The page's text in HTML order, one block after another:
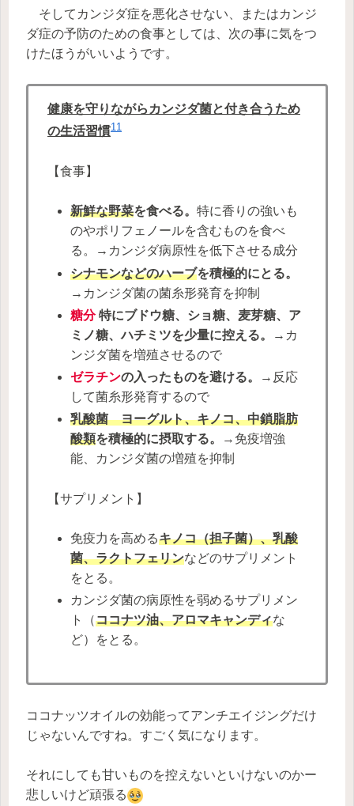
そしてカンジダ症を悪化させない、またはカンジ
ダ症の予防のための食事としては、次の事に気をつ
けたほうがいいようです。
健康を守りながらカンジダ菌と付き合うため
の生活習慣11
【食事】
新鮮な野菜を食べる。特に香りの強いも
のやポリフェノールを含むものを食べ
る。→カンジダ病原性を低下させる成分
シナモンなどのハーブを積極的にとる。
→カンジダ菌の菌糸形発育を抑制
糖分特にブドウ糖、ショ糖、麦芽糖、ア
ミノ糖、ハチミツを少量に控える。
→カ
ンジダ菌を増殖させるので
ゼラチンの入ったものを避ける。
→反応
して菌糸形発育するので
乳酸菌 ヨーグルト、キノコ、中鎖脂肪
酸類を積極的に摂取する。
→免疫増強
能、カンジダ菌の増殖を抑制
【サプリメント】
免疫力を高めるキノコ（担子菌）、乳酸
菌、ラクトフェリンなどのサプリメント
をとる。
カンジダ菌の病原性を弱めるサプリメン
ト（ココナツ油、アロマキャンディな
ど）をとる。
ココナッツオイルの効能ってアンチエイジングだけ
じゃないんですね。すごく気になります。
それにしても甘いものを控えないといけないのかー
悲しいけど頑張る